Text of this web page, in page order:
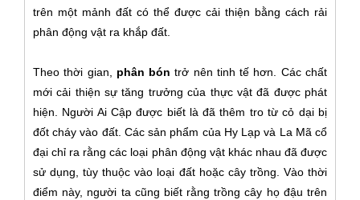
trên một mảnh đất có thể được cải thiện bằng cách rải
phân động vật ra khắp đất.
Theo thời gian, phân bón trở nên tinh tế hơn. Các chất
mới cải thiện sự tăng trưởng của thực vật đã được phát
hiện. Người Ai Cập được biết là đã thêm tro từ cỏ dại bị
đốt cháy vào đất. Các sản phẩm của Hy Lạp và La Mã cổ
đại chỉ ra rằng các loại phân động vật khác nhau đã được
sử dụng, tùy thuộc vào loại đất hoặc cây trồng. Vào thời
điểm này, người ta cũng biết rằng trồng cây họ đậu trên